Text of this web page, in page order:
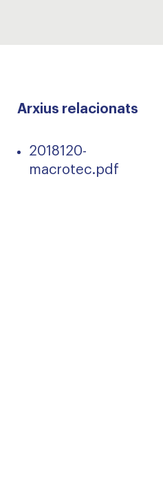
Arxius relacionats
2018120-
macrotec.pdf